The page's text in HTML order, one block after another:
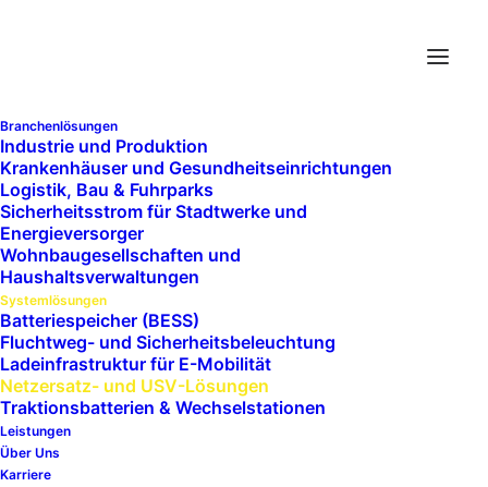
Branchenlösungen
Industrie und Produktion
Krankenhäuser und Gesundheits­einrichtungen
Logistik, Bau & Fuhrparks
Sicherheitsstrom für Stadtwerke und
Energieversorger
Wohnbaugesellschaften und
Haushaltsverwaltungen
Systemlösungen
Batteriespeicher (BESS)
Fluchtweg- und Sicherheitsbeleuchtung
Ladeinfrastruktur für E-Mobilität
Netzersatz- und USV-Lösungen
Traktionsbatterien & Wechselstationen
Leistungen
Über Uns
Karriere
Netzersatz und
USV Lösungen
Wenn das öffentliche Netz ausfällt, ist die Frage nicht
mehr, ob ein Betrieb darauf vorbereitet ist, sondern
wie gut. Für Krankenhäuser, Stadtwerke,
Rechenzentren und Produktionsbetriebe entscheidet
die Stromversorgung über Patientensicherheit,
Versorgungsauftrag, Datenintegrität und